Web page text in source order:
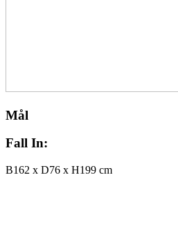
Mål
Fall In:
B162 x D76 x H199 cm